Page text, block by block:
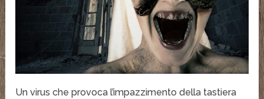
Un virus che provoca l’impazzimento della tastiera